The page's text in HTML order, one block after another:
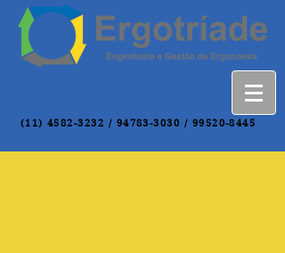
(11) 4582-3232 / 94783-3030 / 99520-8445